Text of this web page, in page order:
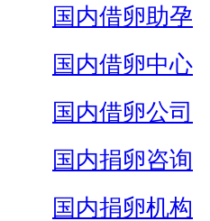
国内借卵助孕
国内借卵中心
国内借卵公司
国内捐卵咨询
国内捐卵机构